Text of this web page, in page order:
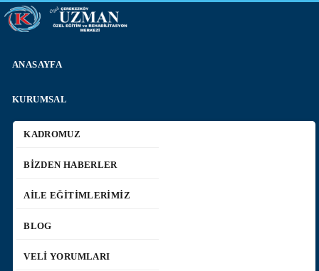
ANASAYFA
KURUMSAL
KADROMUZ
BİZDEN HABERLER
AİLE EĞİTİMLERİMİZ
BLOG
VELİ YORUMLARI